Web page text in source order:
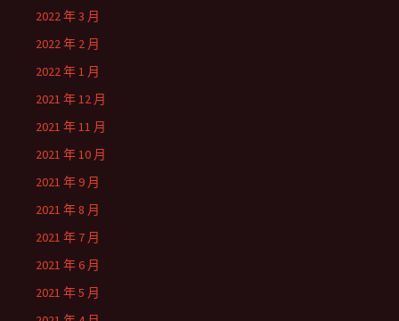
2022 年 3 月
2022 年 2 月
2022 年 1 月
2021 年 12 月
2021 年 11 月
2021 年 10 月
2021 年 9 月
2021 年 8 月
2021 年 7 月
2021 年 6 月
2021 年 5 月